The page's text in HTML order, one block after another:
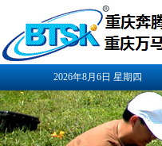
2026年8月6日 星期四